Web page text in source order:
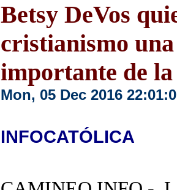
Betsy DeVos
cristianismo
importante de
Mon, 05 Dec 2016
INFOCATÓLICA